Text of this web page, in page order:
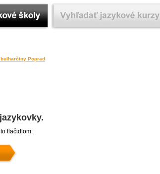
Poprad
tlačidlom: